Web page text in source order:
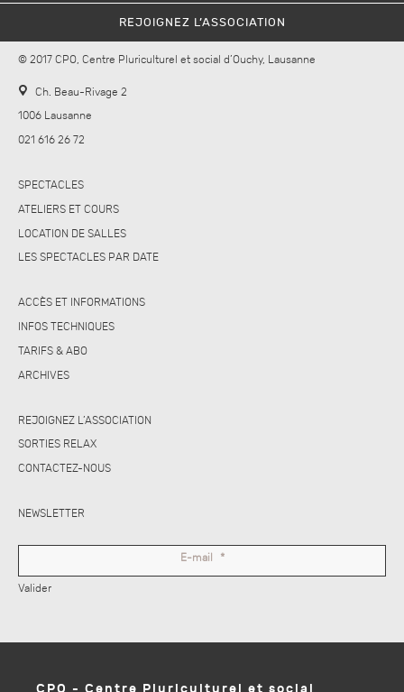
REJOIGNEZ L’ASSOCIATION
© 2017 CPO, Centre Pluriculturel et social d’Ouchy, Lausanne
Ch. Beau-Rivage 2
1006 Lausanne
021 616 26 72
SPECTACLES
ATELIERS ET COURS
LOCATION DE SALLES
LES SPECTACLES PAR DATE
ACCÈS ET INFORMATIONS
INFOS TECHNIQUES
TARIFS & ABO
ARCHIVES
REJOIGNEZ L’ASSOCIATION
SORTIES RELAX
CONTACTEZ-NOUS
NEWSLETTER
E-mail *
Valider
CPO - Centre Pluriculturel et social